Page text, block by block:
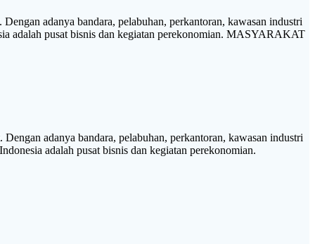
adanya bandara, pelabuhan, perkantoran, kawasan industri
adalah pusat bisnis dan kegiatan perekonomian. MASYARAKAT
adanya bandara, pelabuhan, perkantoran, kawasan industri
adalah pusat bisnis dan kegiatan perekonomian.